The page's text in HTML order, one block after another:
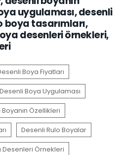
uygulaması, desenli
tasarımları,
desenleri örnekleri,
Boya Fiyatları
Desenli Boya Uygulaması
Özellikleri
Desenli Rulo Boyalar
Desenleri Örnekleri